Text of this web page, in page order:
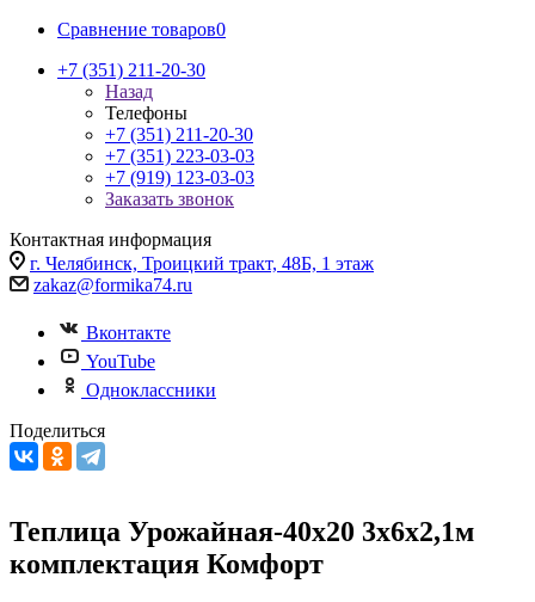
Сравнение товаров0
+7 (351) 211-20-30
Назад
Телефоны
+7 (351) 211-20-30
+7 (351) 223-03-03
+7 (919) 123-03-03
Заказать звонок
Контактная информация
г. Челябинск, Троицкий тракт, 48Б, 1 этаж
zakaz@formika74.ru
Вконтакте
YouTube
Одноклассники
Поделиться
Теплица Урожайная-40х20 3х6х2,1м
комплектация Комфорт